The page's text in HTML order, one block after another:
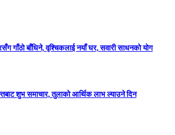
गाँठो बाँधिने, वृश्चिकलाई नयाँ घर, सवारी साधनकाे याेग
शुभ समाचार, तुलाकाे आर्थिक लाभ ल्याउने दिन